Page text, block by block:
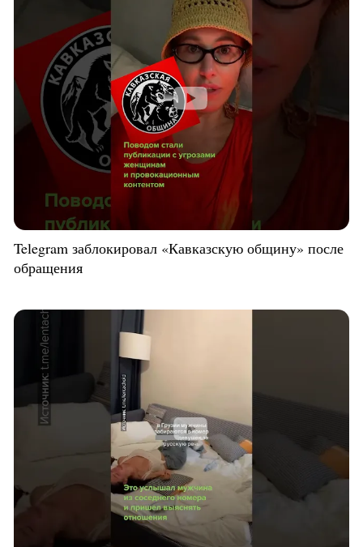
Telegram заблокировал «Кавказскую общину» после
обращения